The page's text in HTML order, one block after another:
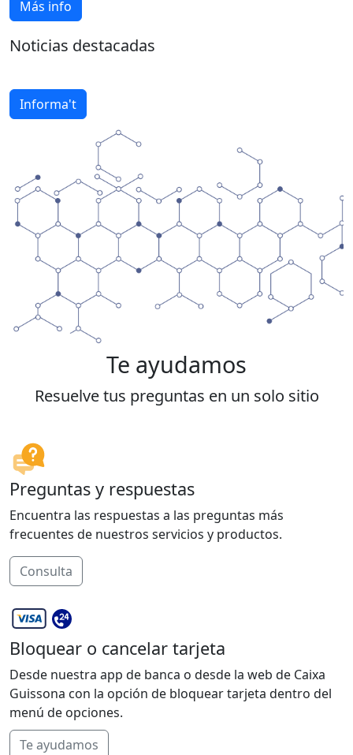
Más info
Noticias destacadas
Informa't
Te ayudamos
Resuelve tus preguntas en un solo sitio
Preguntas y respuestas
Encuentra las respuestas a las preguntas más
frecuentes de nuestros servicios y productos.
Consulta
Bloquear o cancelar tarjeta
Desde nuestra app de banca o desde la web de Caixa
Guissona con la opción de bloquear tarjeta dentro del
menú de opciones.
Te ayudamos